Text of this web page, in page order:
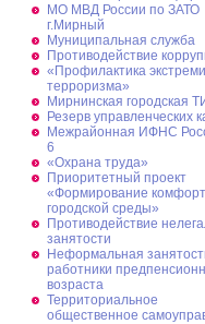
МО МВД России по ЗАТО
г.Мирный
Муниципальная cлужба
Противодействие
«Профилактика
терроризма»
Мирнинская городская
Резерв управленческих
Межрайонная ИФНС
6
«Охрана труда»
Приоритетный проект
«Формирование
городской среды»
Противодействие
занятости
Неформальная
работники
возраста
Территориальное
общественное